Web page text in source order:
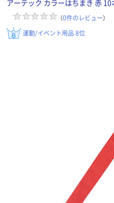
アーテック カラーはちまき 赤
（0件のレビュー）
運動/イベント用品 8位